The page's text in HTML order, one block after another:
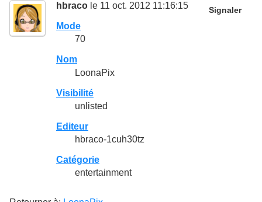
hbraco le 11 oct. 2012 11:16:15 Signaler
Mode
70
Nom
LoonaPix
Visibilité
unlisted
Editeur
hbraco-1cuh30tz
Catégorie
entertainment